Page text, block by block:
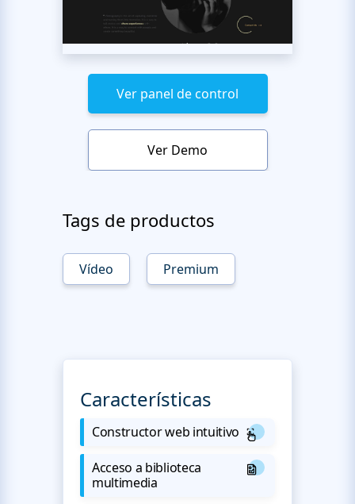
Ver panel de control
Ver Demo
Tags de productos
Vídeo Premium
Características
Constructor web intuitivo
Acceso a biblioteca
multimedia